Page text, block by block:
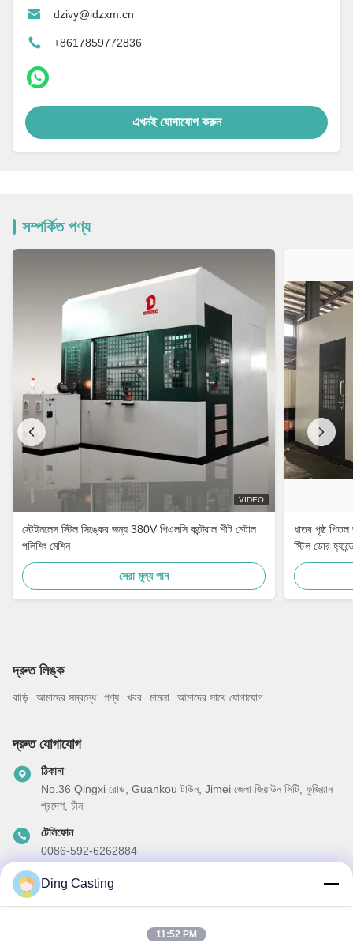
dzivy@idzxm.cn
+8617859772836
এখনই যোগাযোগ করুন
সম্পর্কিত পণ্য
VIDEO
স্টেইনলেস স্টিল সিঙ্কের জন্য 380V পিএলসি কন্ট্রোল শীট মেটাল
পলিশিং মেশিন
সেরা মূল্য পান
ধাতব পৃষ্ঠ
স্টিল ডোর
দ্রুত লিঙ্ক
বাড়ি আমাদের সম্বন্ধে পণ্য খবর মামলা আমাদের সাথে যোগাযোগ
দ্রুত যোগাযোগ
ঠিকানা
No.36 Qingxi রোড, Guankou টাউন, Jimei জেলা জিয়াউন সিটি, ফুজিয়ান
প্রদেশ, চীন
টেলিফোন
0086-592-6262884
ই-মেইল
Ding Casting
11:52 PM